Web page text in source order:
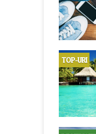
TOP-URI